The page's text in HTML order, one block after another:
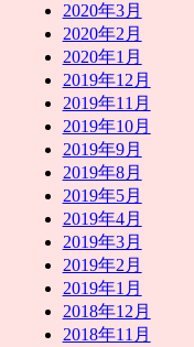
2020年3月
2020年2月
2020年1月
2019年12月
2019年11月
2019年10月
2019年9月
2019年8月
2019年5月
2019年4月
2019年3月
2019年2月
2019年1月
2018年12月
2018年11月